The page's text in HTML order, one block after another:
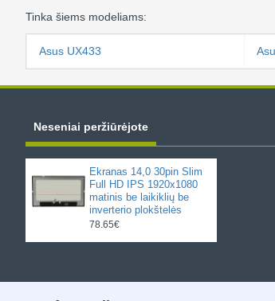
Tinka šiems modeliams:
Asus UX433
Neseniai peržiūrėjote
Ekranas 14,0 30pin Slim
Full HD IPS 1920x1080
matinis be laikiklių be
inverterio plokštelės
78.65€